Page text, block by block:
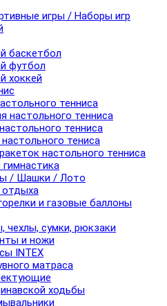
игры / Наборы игр
баскетбол
футбол
хоккей
тенниса
настольного тенниса
тенниса
тениса
настольного тенниса
/ Шашки / Лото
отдыха
и газовые баллоны
чехлы, сумки, рюкзаки
и ножи
INTEX
матраса
ходьбы